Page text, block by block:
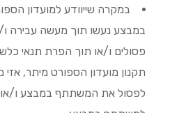
במקרה שייוודע למועדון
במבצע נעשו תוך מעשה עבירה
פסולים ו/או תוך הפרת תנאי
תקנון מועדון הספורט מיתר, אזי
לפסול את המשתתף במבצע ו/